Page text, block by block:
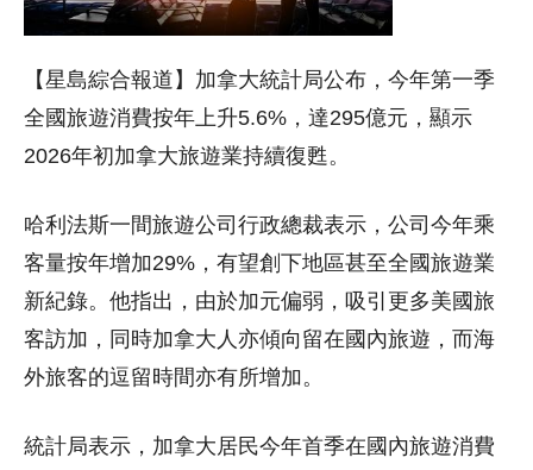
【星島綜合報道】加拿大統計局公布，今年第一季
全國旅遊消費按年上升5.6%，達295億元，顯示
2026年初加拿大旅遊業持續復甦。
哈利法斯一間旅遊公司行政總裁表示，公司今年乘
客量按年增加29%，有望創下地區甚至全國旅遊業
新紀錄。他指出，由於加元偏弱，吸引更多美國旅
客訪加，同時加拿大人亦傾向留在國內旅遊，而海
外旅客的逗留時間亦有所增加。
統計局表示，加拿大居民今年首季在國內旅遊消費